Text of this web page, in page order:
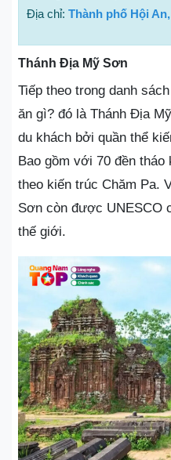
Địa chỉ: Thành phố Hội
Thánh Địa Mỹ Sơn
Tiếp theo trong danh
ăn gì? đó là Thánh Địa
du khách bởi quần thể
Bao gồm với 70 đền
theo kiến trúc Chăm Pa.
Sơn còn được UNESCO
thế giới.